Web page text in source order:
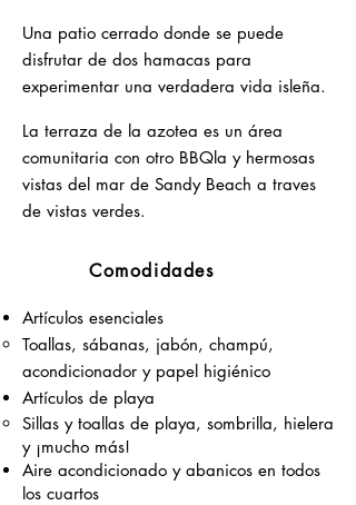
Una patio cerrado donde se puede
disfrutar de dos hamacas para
experimentar una verdadera vida isleña.
La terraza de la azotea es un área
comunitaria con otro BBQla y hermosas
vistas del mar de Sandy Beach a traves
de vistas verdes.
Comodidades
Artículos esenciales
Toallas, sábanas, jabón, champú,
acondicionador y papel higiénico​
Artículos de playa
Sillas y toallas de playa, sombrilla, hielera
y ¡mucho más!
Aire acondicionado y abanicos en todos
los cuartos